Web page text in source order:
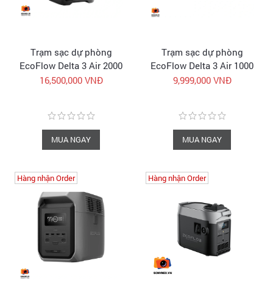
Trạm sạc dự phòng
EcoFlow Delta 3 Air 2000
| 1920Wh 1000W | Trạm
16,500,000 VNĐ
MUA NGAY
Trạm sạc dự phòng
EcoFlow Delta 3 Air 1000
| 960Wh 500W | Trạm
9,999,000 VNĐ
MUA NGAY
Hàng nhận Order Hàng nhận Order